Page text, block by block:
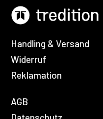
Handling & Versand
Widerruf
Reklamation
AGB